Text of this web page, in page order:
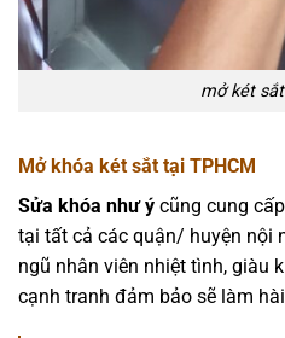
mở két
Mở khóa két sắt tại TPHCM
Sửa khóa như ý cũng cung
tại tất cả các quận/ huyện nội
ngũ nhân viên nhiệt tình, giàu
cạnh tranh đảm bảo sẽ làm